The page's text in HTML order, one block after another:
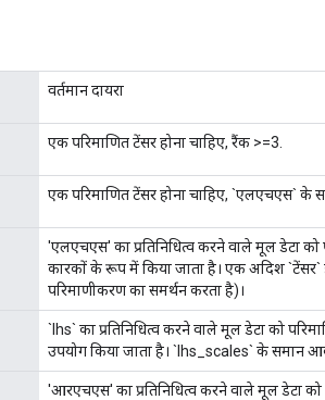
वर्तमान दायरा
एक परिमाणित टेंसर होना चाहिए, रैंक >=3.
एक परिमाणित टेंसर होना चाहिए, `एलएचएस` के
'एलएचएस' का प्रतिनिधित्व करने वाले मूल डेटा
कारकों के रूप में किया जाता है। एक अदिश `टेंसर`
परिमाणीकरण का समर्थन करता है)।
`lhs` का प्रतिनिधित्व करने वाले मूल डेटा को
उपयोग किया जाता है। `lhs_scales` के समान
'आरएचएस' का प्रतिनिधित्व करने वाले मूल डेटा